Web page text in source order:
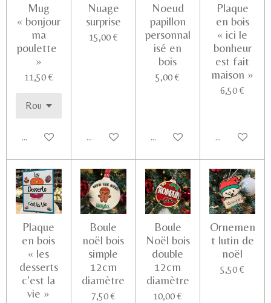
Mug
« bonjour
ma
poulette
»
11,50 €
Ajouter au panier
Nuage
surprise
15,00 €
Voir les détails
Noeud
papillon
personnal
isé en
bois
5,00 €
Ajouter au panier
Plaque
en bois
« ici le
bonheur
est fait
maison »
6,50 €
Ajouter au
Plaque
en bois
« les
desserts
c’est la
vie »
Boule
noël bois
simple
12cm
diamètre
7,50 €
Boule
Noël bois
double
12cm
diamètre
10,00 €
Ornemen
t lutin de
noël
5,50 €